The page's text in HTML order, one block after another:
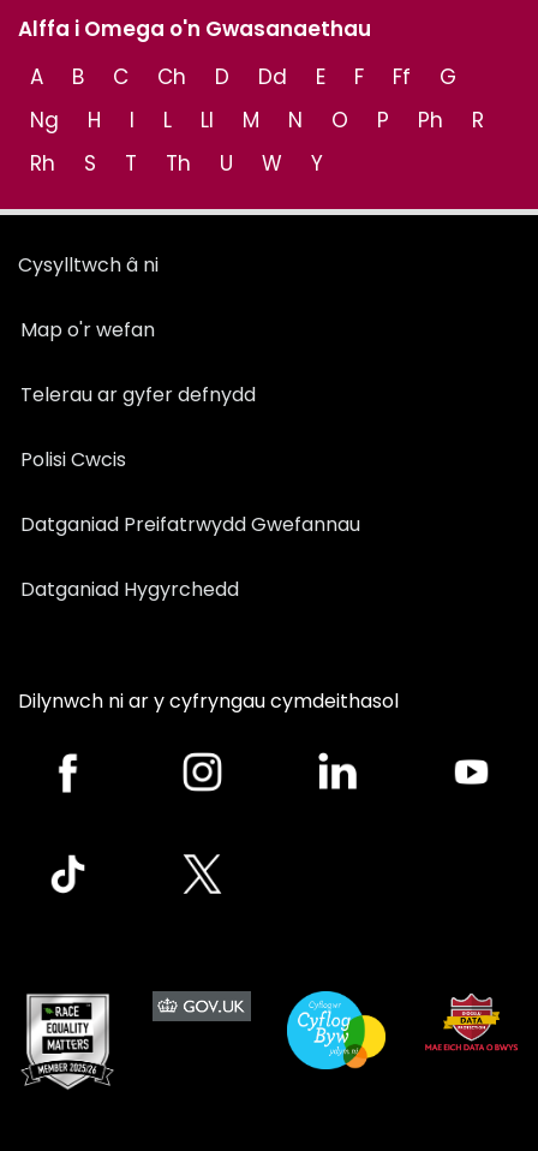
Alffa i Omega o'n Gwasanaethau
A
B C Ch D Dd E F Ff
G
Ng
H I L Ll M N O P Ph
R
Rh
S T Th U W Y
Cysylltwch â ni
Map o'r wefan
Telerau ar gyfer defnydd
Polisi Cwcis
Datganiad Preifatrwydd Gwefannau
Datganiad Hygyrchedd
Dilynwch ni ar y cyfryngau cymdeithasol